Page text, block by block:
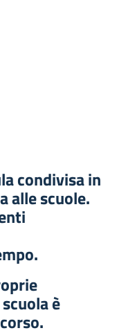
condivisa in
alle scuole.
è